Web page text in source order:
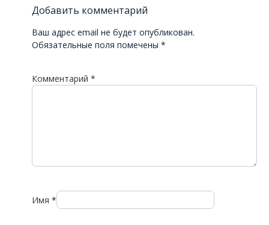
Добавить комментарий
Ваш адрес email не будет опубликован.
Обязательные поля помечены *
Комментарий *
Имя *